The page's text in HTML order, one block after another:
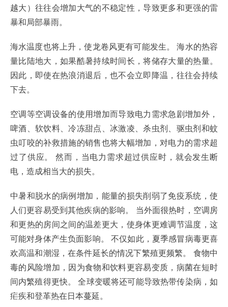
越大）往往会增加大气的不稳定性，导致更多和更强的雷
暴和局部暴雨。
海水温度也将上升，使龙卷风更有可能发生。 海水的热容
量比陆地大，如果酷暑持续时间长，将储存大量的热量。
因此，即使在热浪消退后，也不会立即降温，往往会持续
下去。
空调等空调设备的使用增加而导致电力需求急剧增加外，
啤酒、软饮料、冷冻甜点、冰激凌、杀虫剂、驱虫剂和蚊
虫叮咬的补救措施的销售也将大幅增加，对电力的需求超
过了供应。 然而，当电力需求超过供应时，就会发生断
电，造成相当大的损失。
中暑和脱水的病例增加，能量的损失削弱了免疫系统，使
人们更容易受到其他疾病的影响。 当外面很热时，空调房
和更热的房间之间的温差更大，使身体更难调节温度，这
可能对身体产生负面影响。 不仅如此，夏季感冒病毒更喜
欢高温和潮湿，在条件延长的情况下繁殖更频繁。 食物中
毒的风险增加，因为食物和饮料更容易变质，病菌在短时
间内繁殖得更快。 全球变暖将还可能导致热带传染病，如
疟疾和登革热在日本蔓延。